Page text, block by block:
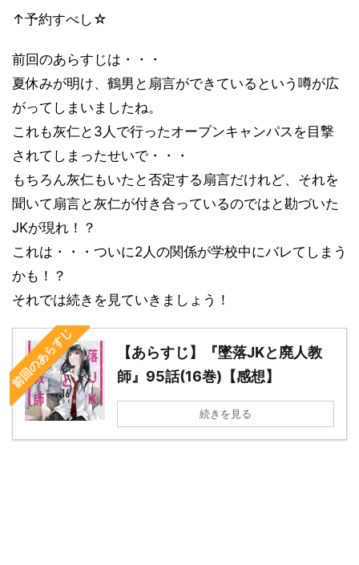
↑予約すべし☆
前回のあらすじは・・・
夏休みが明け、鶴男と扇言ができているという噂が広
がってしまいましたね。
これも灰仁と3人で行ったオープンキャンパスを目撃
されてしまったせいで・・・
もちろん灰仁もいたと否定する扇言だけれど、それを
聞いて扇言と灰仁が付き合っているのではと勘づいた
JKが現れ！？
これは・・・ついに2人の関係が学校中にバレてしまう
かも！？
それでは続きを見ていきましょう！
前回のあらすじ
【あらすじ】『墜落JKと廃人教
師』95話(16巻)【感想】
続きを見る